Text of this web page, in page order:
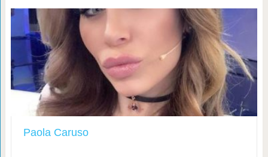
Paola Caruso